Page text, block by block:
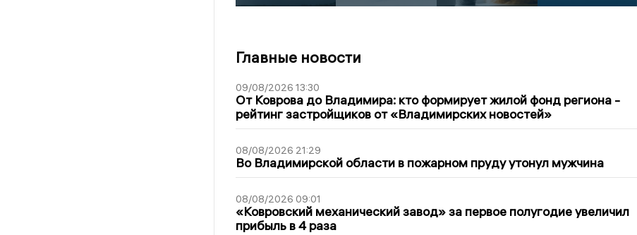
Главные новости
09/08/2026 13:30
От Коврова до Владимира: кто формирует жилой фонд региона -
рейтинг застройщиков от «Владимирских новостей»
08/08/2026 21:29
Во Владимирской области в пожарном пруду утонул мужчина
08/08/2026 09:01
«Ковровский механический завод» за первое полугодие увеличил
прибыль в 4 раза